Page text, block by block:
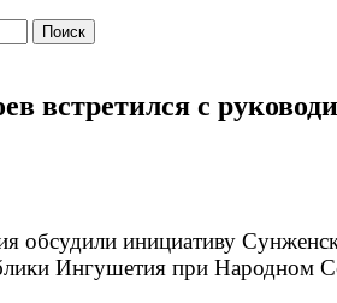
встретился с
обсудили инициативу
Ингушетия при Народном